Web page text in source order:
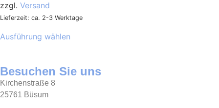
zzgl. Versand
Lieferzeit: ca. 2-3 Werktage
Ausführung wählen
Besuchen Sie uns
Kirchenstraße 8
25761 Büsum